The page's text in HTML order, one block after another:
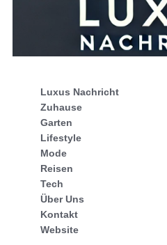
Luxus Nachricht
Zuhause
Garten
Lifestyle
Mode
Reisen
Tech
Über Uns
Kontakt
Website